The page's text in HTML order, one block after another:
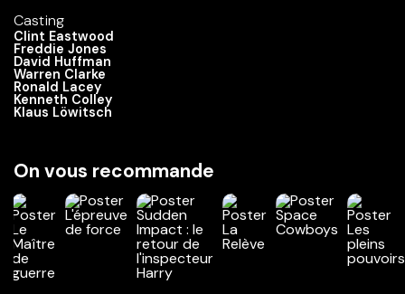
Casting
Clint Eastwood
Freddie Jones
David Huffman
Warren Clarke
Ronald Lacey
Kenneth Colley
Klaus Löwitsch
On vous recommande